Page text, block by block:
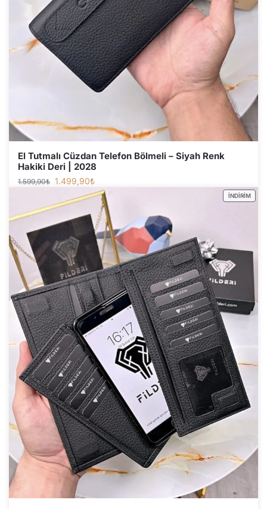
El Tutmalı Cüzdan Telefon Bölmeli – Siyah Renk
Hakiki Deri | 2028
1.599,90₺ 1.499,90₺
İNDIRIM